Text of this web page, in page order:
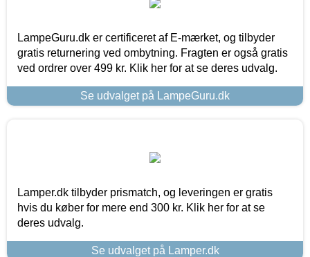
LampeGuru.dk er certificeret af E-mærket, og tilbyder
gratis returnering ved ombytning. Fragten er også gratis
ved ordrer over 499 kr. Klik her for at se deres udvalg.
Se udvalget på LampeGuru.dk
Lamper.dk tilbyder prismatch, og leveringen er gratis
hvis du køber for mere end 300 kr. Klik her for at se
deres udvalg.
Se udvalget på Lamper.dk